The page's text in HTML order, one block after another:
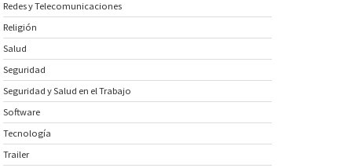
Redes y Telecomunicaciones
Religión
Salud
Seguridad
Seguridad y Salud en el Trabajo
Software
Tecnología
Trailer